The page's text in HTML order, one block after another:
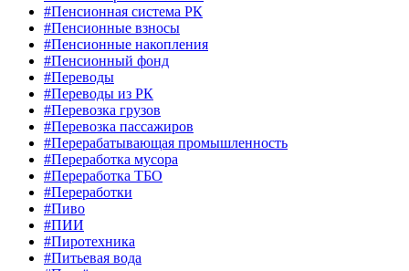
#Пенсионная система РК
#Пенсионные взносы
#Пенсионные накопления
#Пенсионный фонд
#Переводы
#Переводы из РК
#Перевозка грузов
#Перевозка пассажиров
#Перерабатывающая промышленность
#Переработка мусора
#Переработка ТБО
#Переработки
#Пиво
#ПИИ
#Пиротехника
#Питьевая вода